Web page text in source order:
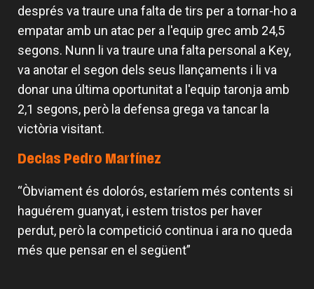
després va traure una falta de tirs per a tornar-ho a
empatar amb un atac per a l'equip grec amb 24,5
segons. Nunn li va traure una falta personal a Key,
va anotar el segon dels seus llançaments i li va
donar una última oportunitat a l'equip taronja amb
2,1 segons, però la defensa grega va tancar la
victòria visitant.
Declas Pedro Martínez
“Òbviament és dolorós, estaríem més contents si
haguérem guanyat, i estem tristos per haver
perdut, però la competició continua i ara no queda
més que pensar en el següent”